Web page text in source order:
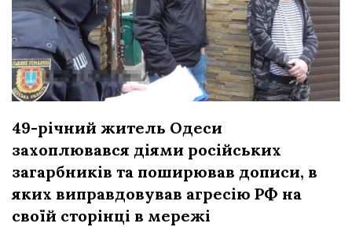
49-річний житель Одеси
захоплювався діями російських
загарбників та поширював дописи, в
яких виправдовував агресію РФ на
своїй сторінці в мережі